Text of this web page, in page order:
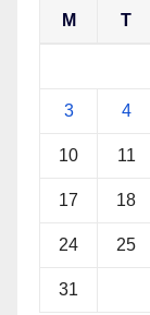
M T
3 4
10 11
17 18
24 25
31